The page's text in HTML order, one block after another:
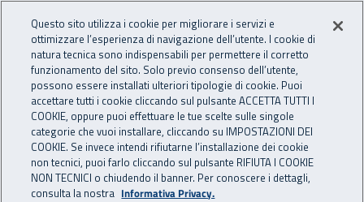
INAIL - Istituto Nazionale
Apri cerca
Navigazione principale
Navigazione - Ti trovi in:
Home Inail comunica Eventi
22 novembre 2018
Questo sito utilizza i cookie per migliorare i servizi e
ottimizzare l’esperienza di navigazione dell’utente. I cookie di
natura tecnica sono indispensabili per permettere il corretto
funzionamento del sito. Solo previo consenso dell’utente,
possono essere installati ulteriori tipologie di cookie. Puoi
accettare tutti i cookie cliccando sul pulsante ACCETTA TUTTI I
COOKIE, oppure puoi effettuare le tue scelte sulle singole
categorie che vuoi installare, cliccando su IMPOSTAZIONI DEI
COOKIE. Se invece intendi rifiutarne l’installazione dei cookie
non tecnici, puoi farlo cliccando sul pulsante RIFIUTA I COOKIE
NON TECNICI o chiudendo il banner. Per conoscere i dettagli,
consulta la nostra Informativa Privacy.